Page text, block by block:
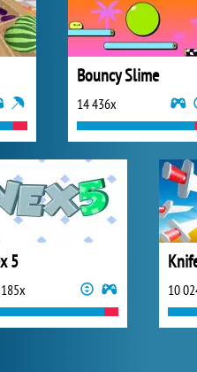
Bouncy Slime
14 436x
5
10